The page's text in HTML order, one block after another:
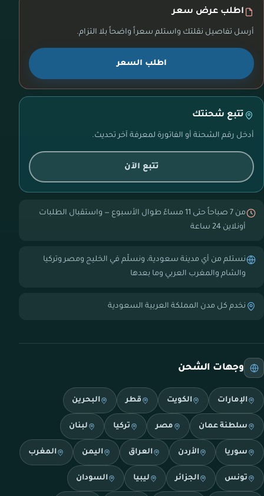
اطلب عرض سعر
أرسل تفاصيل نقلتك واستلم سعراً واضحاً بلا التزام.
اطلب السعر
تتبع شحنتك
أدخل رقم الشحنة أو الفاتورة لمعرفة آخر تحديث.
تتبع الآن
من 7 صباحاً حتى 11 مساءً طوال الأسبوع — واستقبال الطلبات
أونلاين 24 ساعة
نستلم من أي مدينة سعودية، ونسلّم في الخليج ومصر وتركيا
والشام والمغرب العربي وما بعدها
نخدم كل مدن المملكة العربية السعودية
وجهات الشحن
الإمارات الكويت قطر البحرين
سلطنة عمان مصر تركيا لبنان
سوريا الأردن العراق اليمن المغرب
تونس الجزائر ليبيا السودان